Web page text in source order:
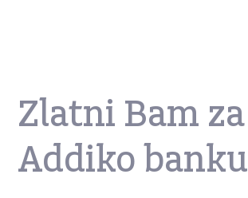
Zlatni Bam za
Addiko banku